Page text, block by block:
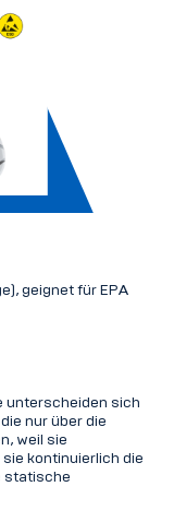
geignet für EPA
unterscheiden sich
nur über die
weil sie
kontinuierlich die
statische